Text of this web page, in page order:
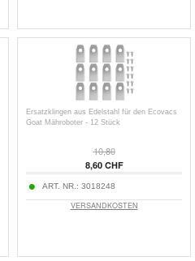
Ersatzklingen aus Edelstahl für den Ecovacs
Goat Mähroboter - 12 Stück
10,80
8,60 CHF
ART. NR.: 3018248
VERSANDKOSTEN